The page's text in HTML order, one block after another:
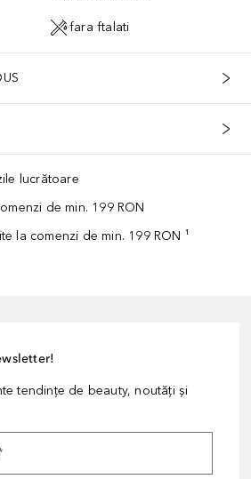
fara ftalati
lucrătoare
de min. 199 RON
la comenzi de min. 199 RON ¹
tendințe de beauty, noutăți și